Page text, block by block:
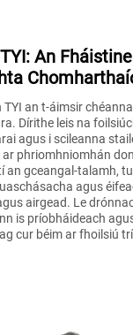
An
an t-áimsir
Dírithe leis na
agus i scileanna
phriomhniomhán
an gceangal-talamh,
agus
airgead. Le
is príobháideach
cur béim ar fhoilsiú